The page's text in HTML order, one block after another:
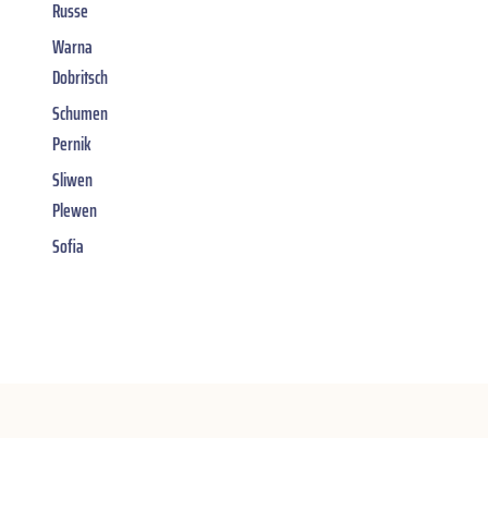
Russe
Warna
Dobritsch
Schumen
Pernik
Sliwen
Plewen
Sofia